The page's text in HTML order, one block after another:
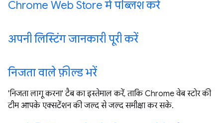
Chrome Web Store में पब्लिश करें
अपनी लिस्टिंग जानकारी पूरी करें
निजता वाले फ़ील्ड भरें
'निजता लागू करना' टैब का इस्तेमाल करें, ताकि Chrome वेब स्टोर की
टीम आपके एक्सटेंशन की जल्द से जल्द समीक्षा कर सके.